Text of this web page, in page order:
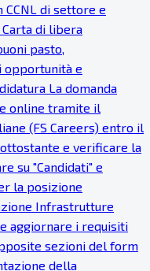
di settore e
di libera
pasto,
opportunità e
La domanda
online tramite il
(FS Careers) entro il
e verificare la
su "Candidati" e
la posizione
Infrastrutture
aggiornare i requisiti
sezioni del form
della